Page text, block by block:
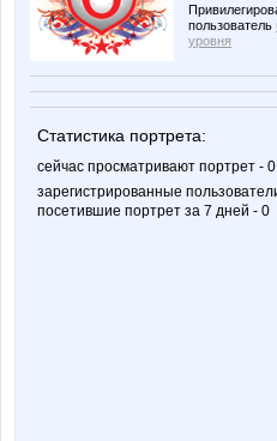
пользователь
уровня
Статистика портрета:
сейчас просматривают портрет - 0
зарегистрированные
посетившие портрет за 7 дней - 0